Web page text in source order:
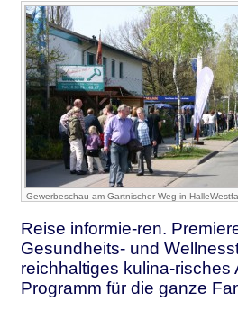
Gewerbeschau am Gartnischer Weg in
Reise informie-ren.
Gesundheits- und
reichhaltiges kulina-
Programm für die ganze